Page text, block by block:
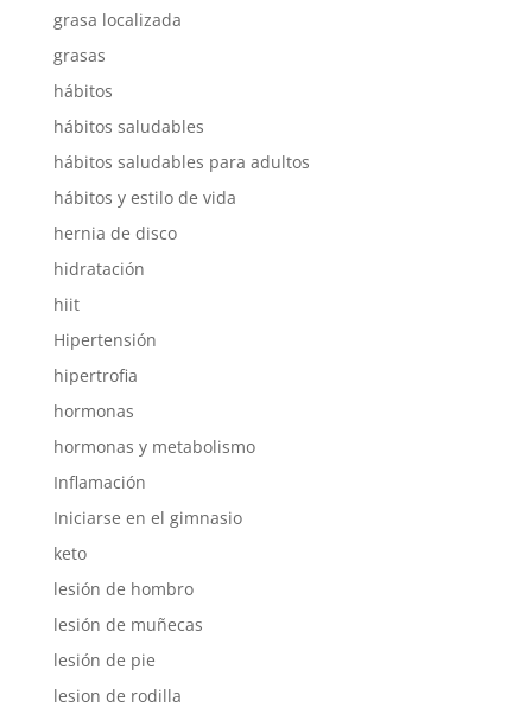
grasa localizada
grasas
hábitos
hábitos saludables
hábitos saludables para adultos
hábitos y estilo de vida
hernia de disco
hidratación
hiit
Hipertensión
hipertrofia
hormonas
hormonas y metabolismo
Inflamación
Iniciarse en el gimnasio
keto
lesión de hombro
lesión de muñecas
lesión de pie
lesion de rodilla